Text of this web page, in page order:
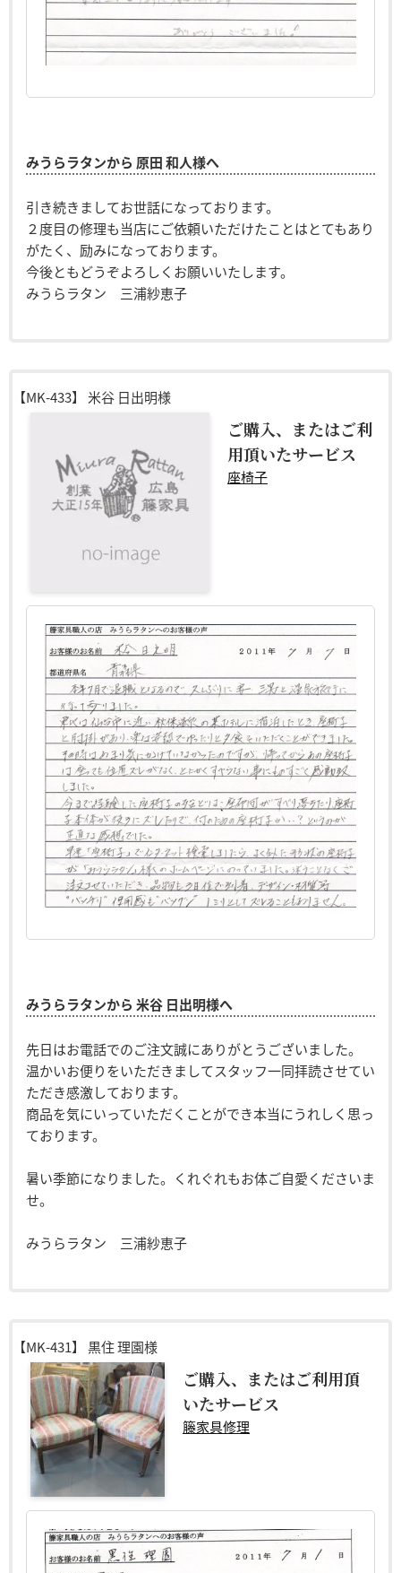
みうらラタンから 原田 和人様へ
引き続きましてお世話になっております。
２度目の修理も当店にご依頼いただけたことはとてもあり
がたく、励みになっております。
今後ともどうぞよろしくお願いいたします。
みうらラタン 三浦紗恵子
【MK-433】 米谷 日出明様
ご購入、またはご利
用頂いたサービス
座椅子
みうらラタンから 米谷 日出明様へ
先日はお電話でのご注文誠にありがとうございました。
温かいお便りをいただきましてスタッフ一同拝読させてい
ただき感激しております。
商品を気にいっていただくことができ本当にうれしく思っ
ております。
暑い季節になりました。くれぐれもお体ご自愛くださいま
せ。
みうらラタン 三浦紗恵子
【MK-431】 黒住 理園様
ご購入、またはご利用頂
いたサービス
籐家具修理